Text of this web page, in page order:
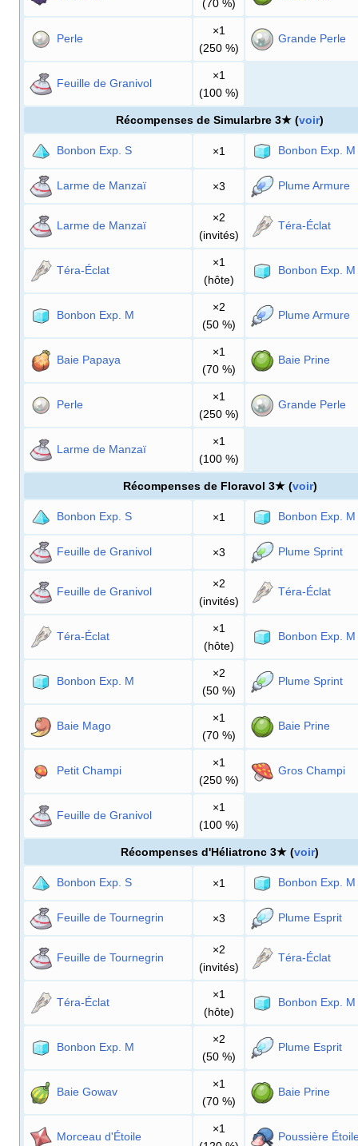
(70 %)
Perle
×1
(250 %)
Grande Perle
Feuille de Granivol
×1
(100 %)
Récompenses de Simularbre 3★ (voir)
Bonbon Exp. S ×1 Bonbon Exp. M
Larme de Manzaï ×3 Plume Armure
Larme de Manzaï
×2
(invités)
Téra-Éclat
Téra-Éclat
×1
(hôte)
Bonbon Exp. M
Bonbon Exp. M
×2
(50 %)
Plume Armure
Baie Papaya
×1
(70 %)
Baie Prine
Perle
×1
(250 %)
Grande Perle
Larme de Manzaï
×1
(100 %)
Récompenses de Floravol 3★ (voir)
Bonbon Exp. S ×1 Bonbon Exp. M
Feuille de Granivol ×3 Plume Sprint
Feuille de Granivol
×2
(invités)
Téra-Éclat
Téra-Éclat
×1
(hôte)
Bonbon Exp. M
Bonbon Exp. M
×2
(50 %)
Plume Sprint
Baie Mago
×1
(70 %)
Baie Prine
Petit Champi
×1
(250 %)
Gros Champi
Feuille de Granivol
×1
(100 %)
Récompenses d'Héliatronc 3★ (voir)
Bonbon Exp. S ×1 Bonbon Exp. M
Feuille de Tournegrin ×3 Plume Esprit
Feuille de Tournegrin
×2
(invités)
Téra-Éclat
Téra-Éclat
×1
(hôte)
Bonbon Exp. M
Bonbon Exp. M
×2
(50 %)
Plume Esprit
Baie Gowav
×1
(70 %)
Baie Prine
Morceau d'Étoile
×1
Poussière